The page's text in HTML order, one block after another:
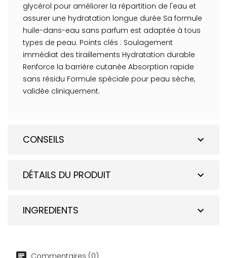
glycérol pour améliorer la répartition de l'eau et
assurer une hydratation longue durée Sa formule
huile-dans-eau sans parfum est adaptée à tous
types de peau. Points clés : Soulagement
immédiat des tiraillements Hydratation durable
Renforce la barrière cutanée Absorption rapide
sans résidu Formule spéciale pour peau sèche,
validée cliniquement.
expand_more
CONSEILS
expand_more
DÉTAILS DU PRODUIT
expand_more
INGREDIENTS